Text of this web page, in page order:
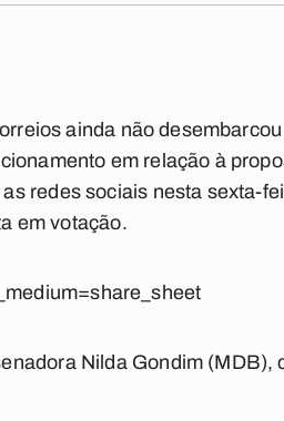
ainda não
em relação à
redes sociais nesta sexta-
em votação.
Nilda Gondim (MDB),